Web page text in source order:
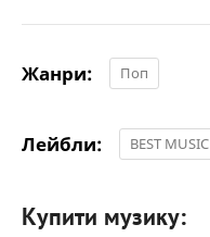
Жанри: Поп
Лейбли: BEST MUSIC
Купити музику: